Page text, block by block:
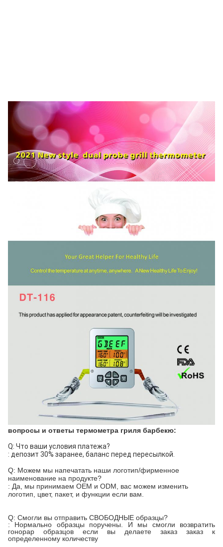
вопросы и ответы термометра гриля барбекю:
Q: Что ваши условия платежа?
: депозит 30% заранее, баланс перед пересылкой.
Q: Можем мы напечатать наши логотип/фирменное
наименование на продукте?
: Да, мы принимаем OEM и ODM, вас можем изменить
логотип, цвет, пакет, и функции если вам.
Q: Смогли вы отправить СВОБОДНЫЕ образцы?
: Нормально образцы поручены. И мы смогли возвратить
гонорар образцов если вы делаете заказ заказ к
определенному количеству